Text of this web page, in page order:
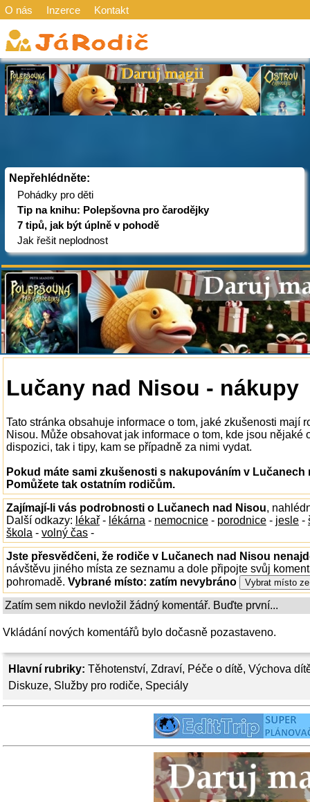
O nás Inzerce Kontakt
Nepřehlédněte:
Pohádky pro děti
Tip na knihu: Polepšovna pro čarodějky
7 tipů, jak být úplně v pohodě
Jak řešit neplodnost
Hlavní rubriky: Těhotenství, Zdraví, Péče o dítě, Výchova
Diskuze, Služby pro rodiče, Speciály
Lučany nad Nisou - nákupy
Tato stránka obsahuje informace o tom, jaké zkušenosti mají
Nisou. Může obsahovat jak informace o tom, kde jsou nějaké
dispozici, tak i tipy, kam se případně za nimi vydat.
Pokud máte sami zkušenosti s nakupováním v
Pomůžete tak ostatním rodičům.
Zajímají-li vás podrobnosti o Lučanech nad Nisou,
Další odkazy: lékař - lékárna - nemocnice - porodnice - jesle -
škola - volný čas -
Jste přesvědčeni, že rodiče v Lučanech nad Nisou
návštěvu jiného místa ze seznamu a dole připojte svůj
pohromadě. Vybrané místo: zatím nevybráno
Zatím sem nikdo nevložil žádný komentář. Buďte první...
Vkládání nových komentářů bylo dočasně pozastaveno.